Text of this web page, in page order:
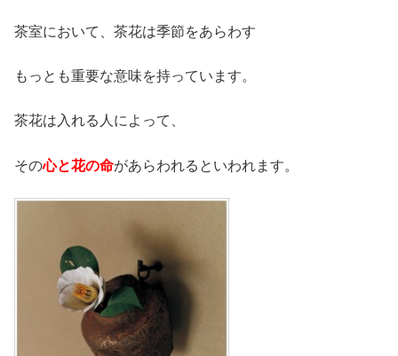
茶室において、茶花は季節をあらわす
もっとも重要な意味を持っています。
茶花は入れる人によって、
その心と花の命があらわれるといわれます。